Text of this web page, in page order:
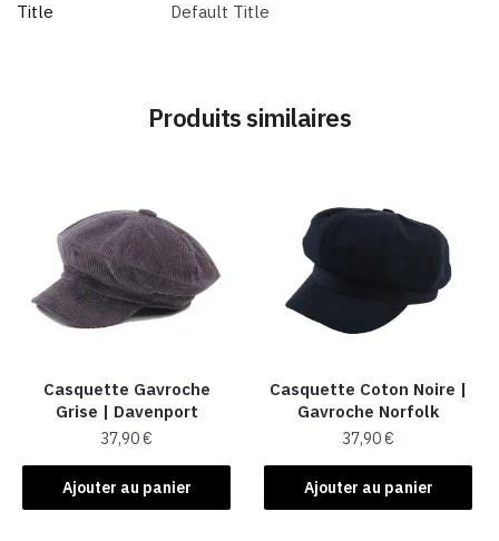
Title Default Title
Produits similaires
Casquette Gavroche
Grise | Davenport
37,90€
Ajouter au panier
Casquette Coton Noire |
Gavroche Norfolk
37,90€
Ajouter au panier